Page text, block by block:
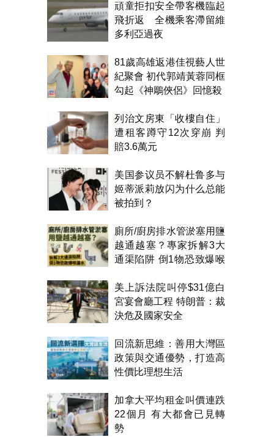
頑童拒扣安全帶客機臨起
飛折返 全機乘客滯留維
多利亞過夜
81歲高雄返港佳視藝人世
紀聚會 初代郭靖黃蓉同框
勾起《神鵰俠侶》回憶殺
列治文房東「收樓自住」
遭租客蹲守12次穿崩 判
賠3.6萬元
美国参议员不解杜鲁多与
姬蒂派莉放闪为什么总能
被拍到？
廁所/廚房排水管淤塞用鹽
越通越塞？專家拆解3大
通渠陷阱 倒1物恐致爆喉
美上訴法院叫停$31億白
宮宴會廳工程 特朗普：裁
決危及國家安全
回流新思維：善用大灣區
政策與交通優勢，打造高
性價比理想生活
加拿大平均租金叫價連跌
22個月 有大都會已見轉
勢